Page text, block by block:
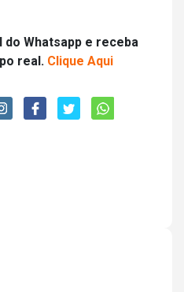
Whatsapp e receba
real. Clique Aqui